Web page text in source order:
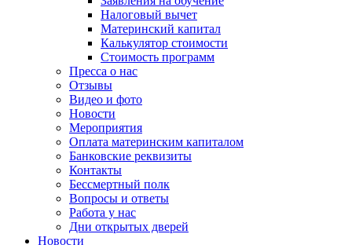
Налоговый вычет
Материнский капитал
Калькулятор стоимости
Стоимость программ
Пресса о нас
Отзывы
Видео и фото
Новости
Мероприятия
Оплата материнским капиталом
Банковские реквизиты
Контакты
Бессмертный полк
Вопросы и ответы
Работа у нас
Дни открытых дверей
Новости